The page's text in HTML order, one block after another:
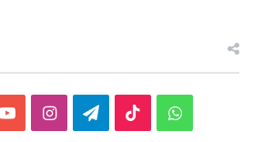
You InstagramTelegram
TikTok